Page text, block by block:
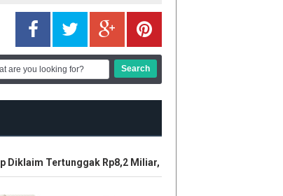
Tertunggak Rp8,2 Miliar, LBH Tuah Negeri Layangkan